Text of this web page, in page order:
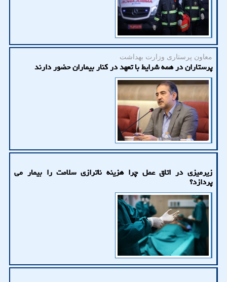
معاون پرستاری وزارت بهداشت
پرستاران در همه شرایط با تعهد در کنار بیماران حضور دارند
زیرمیزی در اتاق عمل چرا هزینه ناترازی سلامت را بیمار می
پردازد؟